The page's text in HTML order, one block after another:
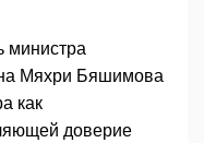
министра
Мяхри Бяшимова
как
доверие